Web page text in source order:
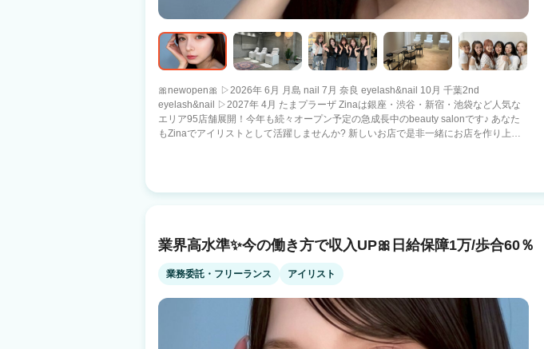
🎀newopen🎀 ▷2026年 6月 月島 nail 7月 奈良 eyelash&nail 10月 千葉2nd
eyelash&nail ▷2027年 4月 たまプラーザ Zinaは銀座・渋谷・新宿・池袋など人気な
エリア95店舗展開！今年も続々オープン予定の急成長中のbeauty salonです♪ あなた
もZinaでアイリストとして活躍しませんか? 新しいお店で是非一緒にお店を作り上げ
きたい 💠集客力の高いサロンで活躍したい 💠仕事も私生活も充実させたい 💠家庭と
業界高水準✨今の働き方で収入UP🎀日給保障1万/歩合60％
業務委託・フリーランス アイリスト